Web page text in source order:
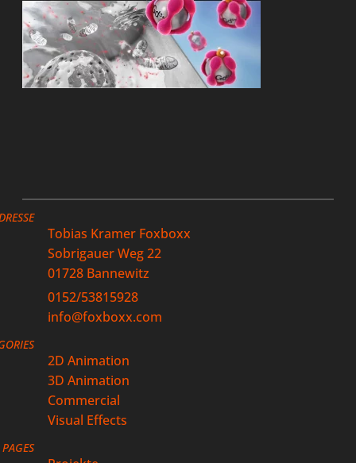
Tobias Kramer Foxboxx
Sobrigauer Weg 22
01728 Bannewitz
0152/53815928
info@foxboxx.com
2D Animation
3D Animation
Commercial
Visual Effects
PAGES